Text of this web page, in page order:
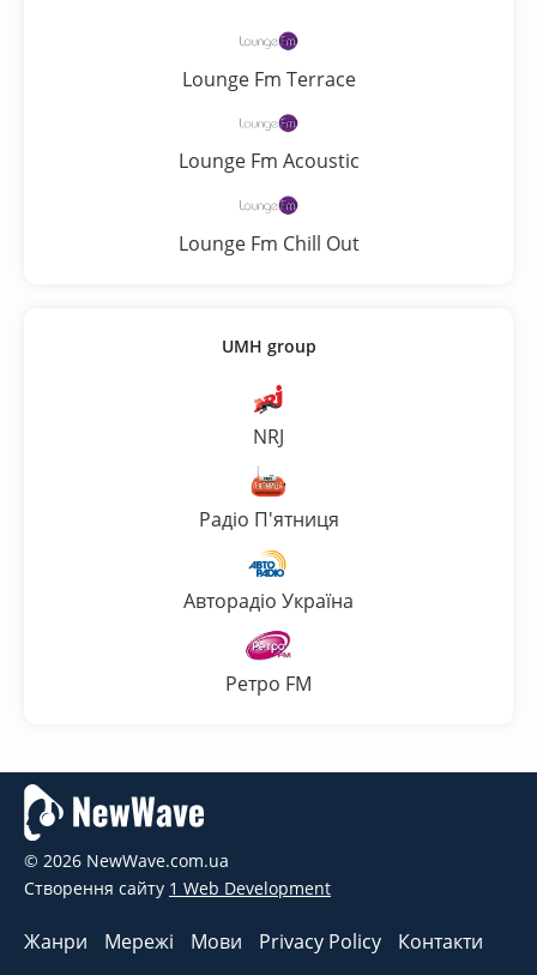
Lounge Fm Terrace
Lounge Fm Acoustic
Lounge Fm Chill Out
UMH group
NRJ
Радіо П'ятниця
Авторадіо Україна
Ретро FM
© 2026 NewWave.com.ua
Створення сайту 1 Web Development
Жанри Мережі Мови Privacy Policy Контакти